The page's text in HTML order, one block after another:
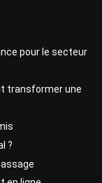
pour le secteur
transformer une
?